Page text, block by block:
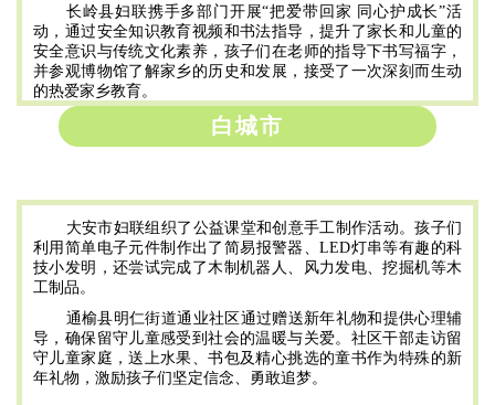
长岭县妇联携手多部门开展“把爱带回家 同心护成长”活
动，通过安全知识教育视频和书法指导，提升了家长和儿童的
安全意识与传统文化素养，孩子们在老师的指导下书写福字，
并参观博物馆了解家乡的历史和发展，接受了一次深刻而生动
的热爱家乡教育。
白城市
大安市妇联组织了公益课堂和创意手工制作活动。孩子们
利用简单电子元件制作出了简易报警器、LED灯串等有趣的科
技小发明，还尝试完成了木制机器人、风力发电、挖掘机等木
工制品。
通榆县明仁街道通业社区通过赠送新年礼物和提供心理辅
导，确保留守儿童感受到社会的温暖与关爱。社区干部走访留
守儿童家庭，送上水果、书包及精心挑选的童书作为特殊的新
年礼物，激励孩子们坚定信念、勇敢追梦。